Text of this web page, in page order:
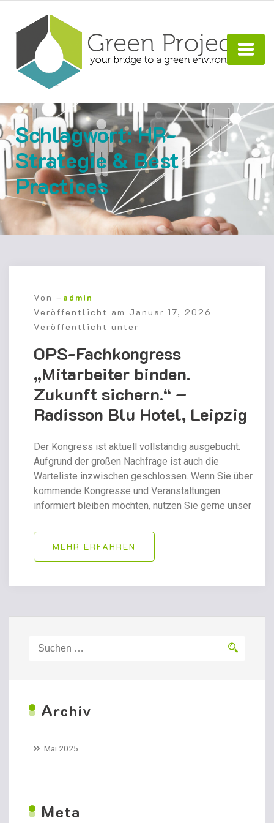
Schlagwort:HR-
Strategie & Best
Practices
Von – admin
Veröffentlicht am Januar 17, 2026
Veröffentlicht unter
OPS-Fachkongress
„Mitarbeiter binden.
Zukunft sichern.“ –
Radisson Blu Hotel, Leipzig
Der Kongress ist aktuell vollständig ausgebucht.
Aufgrund der großen Nachfrage ist auch die
Warteliste inzwischen geschlossen. Wenn Sie über
kommende Kongresse und Veranstaltungen
informiert bleiben möchten, nutzen Sie gerne unser
MEHR ERFAHREN
nach:
Archiv
Mai 2025
Meta